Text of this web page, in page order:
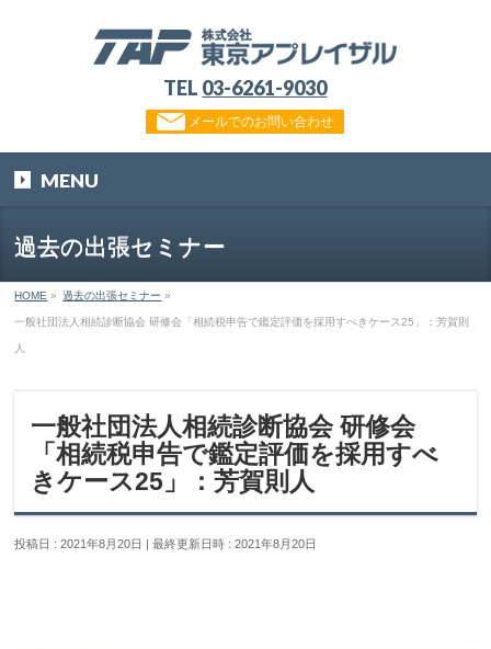
TEL 03-6261-9030
メールでのお問い合わせ
MENU
過去の出張セミナー
HOME » 過去の出張セミナー »
一般社団法人相続診断協会 研修会「相続税申告で鑑定評価を採用すべきケース25」：芳賀則
人
一般社団法人相続診断協会 研修会
「相続税申告で鑑定評価を採用すべ
きケース25」：芳賀則人
投稿日 : 2021年8月20日 最終更新日時 : 2021年8月20日